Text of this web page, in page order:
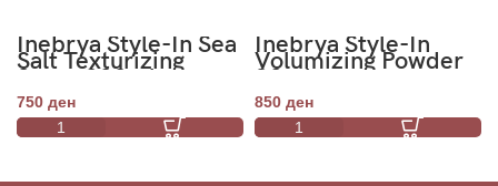
Inebrya Style-In Sea
Salt Texturizing
Spray 200ml
750 ден
Inebrya Style-In
Volumizing Powder
30ml
850 ден